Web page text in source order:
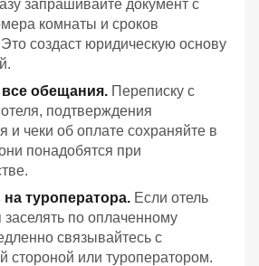
запрашивайте документ с
комнаты и сроков
создаст юридическую основу
обещания. Переписку с
подтверждения
и чеки об оплате сохраняйте в
понадобятся при
туроператора. Если отель
заселять по оплаченному
связывайтесь с
стороной или туроператором.